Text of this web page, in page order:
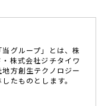
グループ」とは、株
株式会社ジチタイワ
方創生テクノロジー
たものとします。